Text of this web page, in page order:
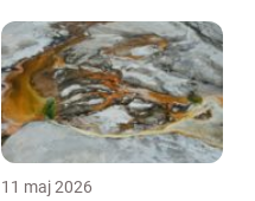
11 maj 2026